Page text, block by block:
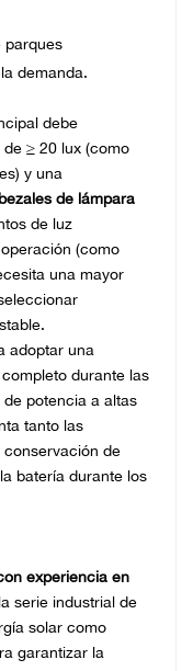
parques
demanda.
debe
≥ 20 lux (como
y una
de lámpara
de luz
(como
una mayor
adoptar una
durante las
potencia a altas
tanto las
de
batería durante los
experiencia en
serie industrial de
solar como
garantizar la